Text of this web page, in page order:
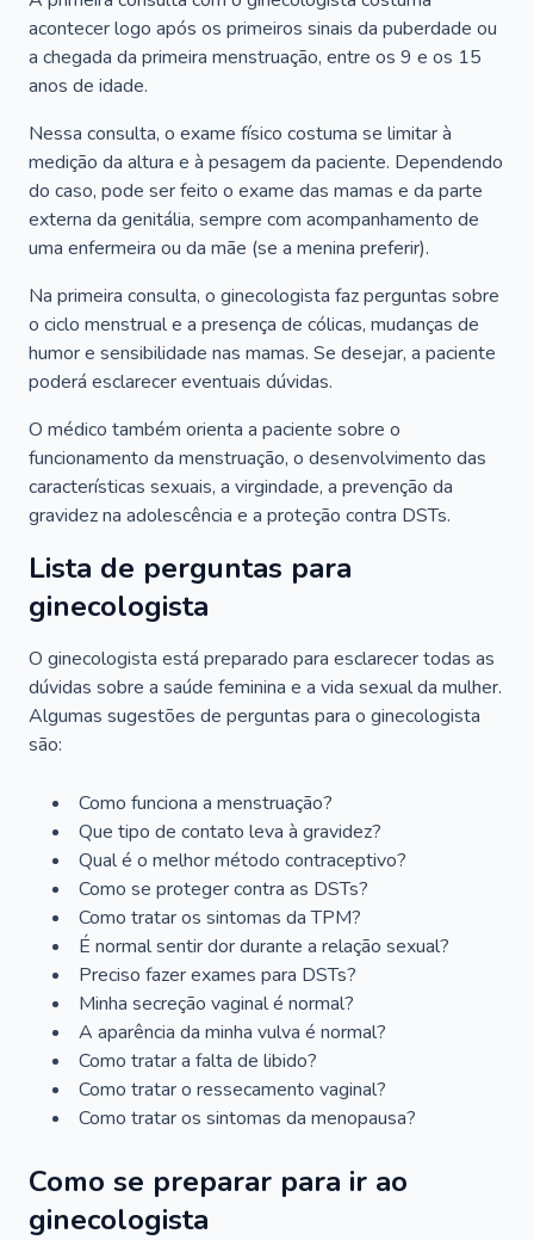
acontecer logo após os primeiros sinais da puberdade ou
a chegada da primeira menstruação, entre os 9 e os 15
anos de idade.
Nessa consulta, o exame físico costuma se limitar à
medição da altura e à pesagem da paciente. Dependendo
do caso, pode ser feito o exame das mamas e da parte
externa da genitália, sempre com acompanhamento de
uma enfermeira ou da mãe (se a menina preferir).
Na primeira consulta, o ginecologista faz perguntas sobre
o ciclo menstrual e a presença de cólicas, mudanças de
humor e sensibilidade nas mamas. Se desejar, a paciente
poderá esclarecer eventuais dúvidas.
O médico também orienta a paciente sobre o
funcionamento da menstruação, o desenvolvimento das
características sexuais, a virgindade, a prevenção da
gravidez na adolescência e a proteção contra DSTs.
Lista de perguntas para
ginecologista
O ginecologista está preparado para esclarecer todas as
dúvidas sobre a saúde feminina e a vida sexual da mulher.
Algumas sugestões de perguntas para o ginecologista
são:
Como funciona a menstruação?
Que tipo de contato leva à gravidez?
Qual é o melhor método contraceptivo?
Como se proteger contra as DSTs?
Como tratar os sintomas da TPM?
É normal sentir dor durante a relação sexual?
Preciso fazer exames para DSTs?
Minha secreção vaginal é normal?
A aparência da minha vulva é normal?
Como tratar a falta de libido?
Como tratar o ressecamento vaginal?
Como tratar os sintomas da menopausa?
Como se preparar para ir ao
ginecologista